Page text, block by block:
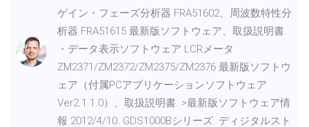
ゲイン・フェーズ分析器 FRA51602、周波数特性分
析器 FRA51615 最新版ソフトウェア、取扱説明書.
・データ表示ソフトウェア LCRメータ
ZM2371/ZM2372/ZM2375/ZM2376 最新版ソフトウ
ェア（付属PCアプリケーションソフトウェア
Ver2.1.1.0）、取扱説明書. >最新版ソフトウェア情
報 2012/4/10. GDS1000Bシリーズ. ディジタルスト